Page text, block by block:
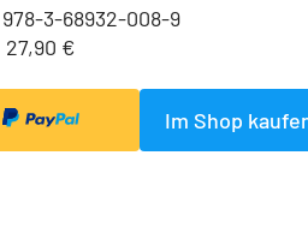
978-3-68932-008-9
27,90 €
Im Shop